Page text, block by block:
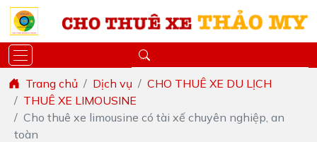
Trang chủ Dịch vụ
CHO THUÊ XE DU LỊCH
THUÊ XE LIMOUSINE
Cho thuê xe limousine có tài xế chuyên nghiệp, an
toàn